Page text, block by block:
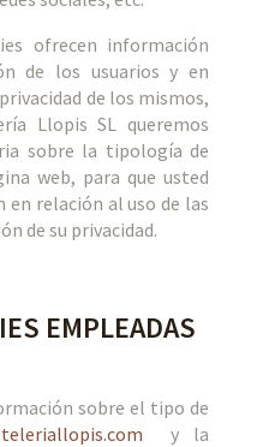
ofrecen información
de los usuarios y en
de los mismos,
Llopis SL queremos
sobre la tipología de
web, para que usted
en relación al uso de las
de su privacidad.
EMPLEADAS
sobre el tipo de
y la